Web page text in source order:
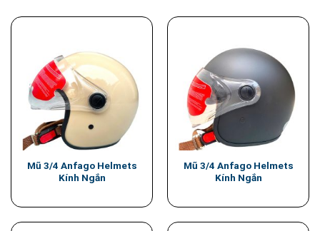
Mũ 3/4 Anfago Helmets
Kính Ngắn
Mũ 3/4 Anfago Helmets
Kính Ngắn